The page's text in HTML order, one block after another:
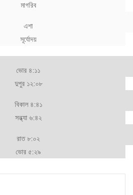
মাগরিব
এশা
সূর্যোদয়
ভোর ৪:১১
দুপুর ১২:০৮
বিকাল ৪:৪১
সন্ধ্যা ৬:৪২
রাত ৮:০২
ভোর ৫:২৯